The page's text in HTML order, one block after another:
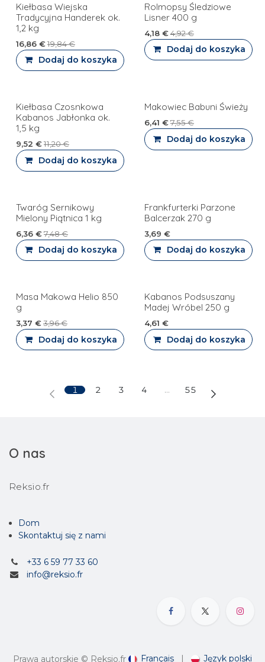
Kiełbasa Wiejska
Tradycyjna Handerek ok.
1,2 kg
16,86 €19,84€
Dodaj do koszyka
Rolmopsy Śledziowe
Lisner 400 g
4,18€4,92€
Dodaj do koszyka
Kiełbasa Czosnkowa
Kabanos Jabłonka ok.
1,5 kg
9,52 €11,20€
Dodaj do koszyka
Makowiec Babuni Świeży
6,41 €7,55€
Dodaj do koszyka
Twaróg Sernikowy
Mielony Piątnica 1 kg
6,36 €7,48€
Dodaj do koszyka
PROMOCJA
Frankfurterki Parzone
Balcerzak 270 g
3,69 €
Dodaj do koszyka
Masa Makowa Helio 850
g
3,37 €3,96€
Dodaj do koszyka
PROMOCJA
Kabanos Podsuszany
Madej Wróbel 250 g
4,61 €
Dodaj do koszyka
1 2 3 4 … 55
O nas
Reksio.fr
Dom
Skontaktuj się z nami
+33 6 59 77 33 60
info@reksio.fr
Prawa autorskie © Reksio.fr Français | Język polski